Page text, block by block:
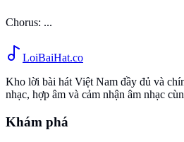
Chorus: ...
LoiBaiHat.co
Kho lời bài hát Việt Nam đầy đủ và
nhạc, hợp âm và cảm nhận âm nhạc
Khám phá